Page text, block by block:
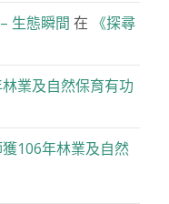
生態瞬間 在 《探尋
業及自然保育有功
106年林業及自然